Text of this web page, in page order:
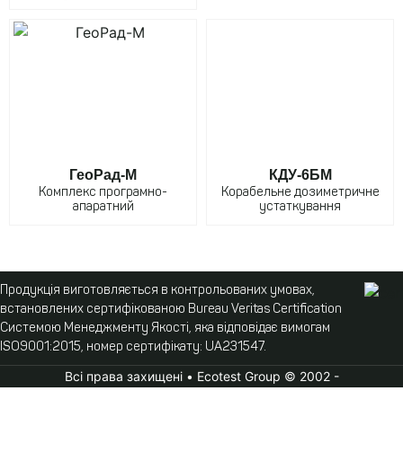
ГеоРад-М
Комплекс програмно-
апаратний
КДУ-6БМ
Корабельне дозиметричне
устаткування
Продукція виготовляється в контрольованих умовах,
встановлених сертифікованою Bureau Veritas Certification
Системою Менеджменту Якості, яка відповідає вимогам
ISO9001:2015, номер сертифікату: UA231547.
Всі права захищені • Ecotest Group © 2002 -